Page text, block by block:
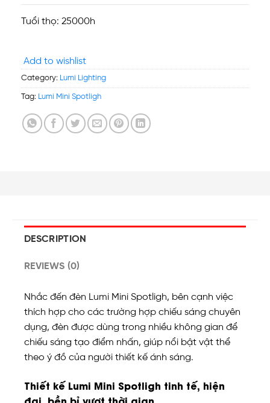
Tuổi thọ: 25000h
Add to wishlist
Category: Lumi Lighting
Tag: Lumi Mini Spotligh
DESCRIPTION
REVIEWS (0)
Nhắc đến đèn Lumi Mini Spotligh, bên cạnh việc
thích hợp cho các trường hợp chiếu sáng chuyên
dụng, đèn được dùng trong nhiều không gian để
chiếu sáng tạo điểm nhấn, giúp nổi bật vật thể
theo ý đồ của người thiết kế ánh sáng.
Thiết kế Lumi Mini Spotligh tinh tế, hiện